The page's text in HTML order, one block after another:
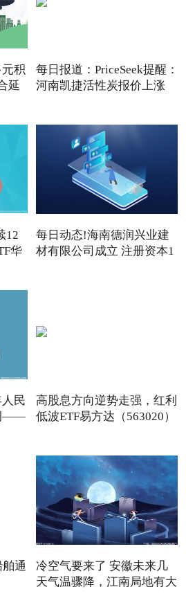
积
延
每日报道：PriceSeek提醒：
河南凯捷活性炭报价上涨
12
华
每日动态!海南德润兴业建
材有限公司成立 注册资本1
民
——
高股息方向逆势走强，红利
低波ETF易方达（563020）
通
冷空气要来了 安徽未来几
天气温骤降，江南局地有大